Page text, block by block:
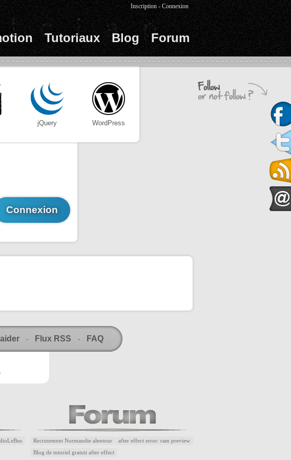
Tutoriaux Blog Forum
Inscription -Connexion
jQuery WordPress
- Flux RSS - FAQ
Recrutement Normandie alentour after effect error: ram preview
Blog de tutoriel gratuit after effect